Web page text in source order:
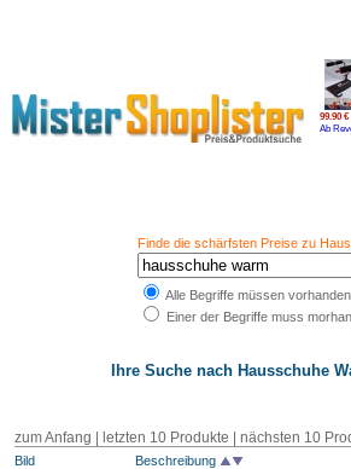
99.90 €
Ab
Finde die schärfsten Preise zu
Alle Begriffe müssen
Einer der Begriffe muss
Ihre Suche nach Hausschuhe
zum Anfang letzten 10 Produkte nächsten 10
Bild Beschreibung